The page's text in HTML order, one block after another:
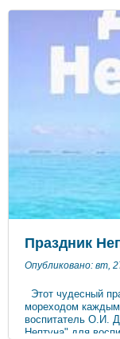
Праздник
Опубликовано: вт,
Этот чудесный
мореходом каждым
воспитатель О.И.
Нептуна" для